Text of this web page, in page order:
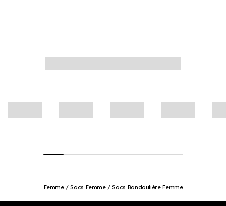
Femme Sacs Femme Sacs Bandoulière Femme